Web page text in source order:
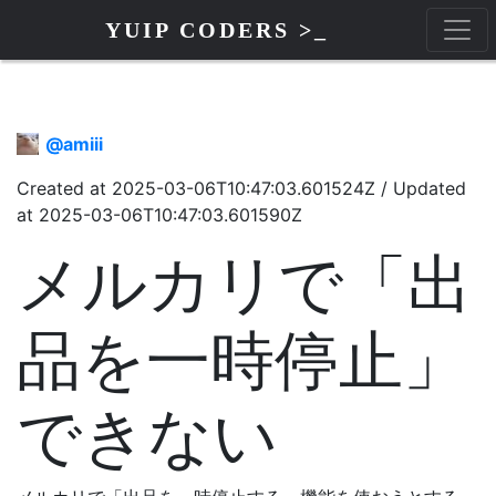
YUIP CODERS >_
@amiii
Created at 2025-03-06T10:47:03.601524Z / Updated
at 2025-03-06T10:47:03.601590Z
メルカリで「出
品を一時停止」
できない